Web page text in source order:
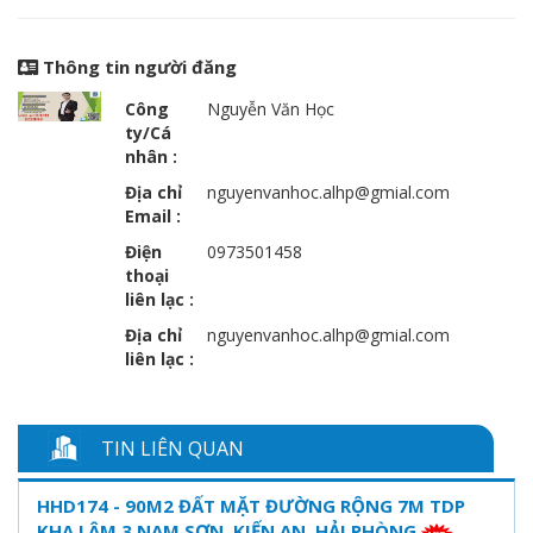
Thông tin người đăng
Công
ty/Cá
nhân :
Nguyễn Văn Học
Địa chỉ
Email :
nguyenvanhoc.alhp@gmial.com
Điện
thoại
liên lạc :
0973501458
Địa chỉ
liên lạc :
nguyenvanhoc.alhp@gmial.com
TIN LIÊN QUAN
HHD174 - 90M2 ĐẤT MẶT ĐƯỜNG RỘNG 7M TDP